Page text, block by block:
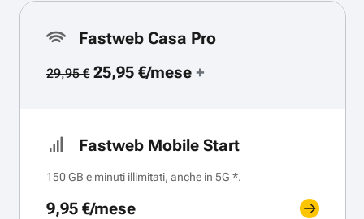
Fastweb Casa Pro
29,95 €25,95 €/mese+
Fastweb Mobile Start
150 GB e minuti illimitati, anche in 5G *.
9,95 €/mese